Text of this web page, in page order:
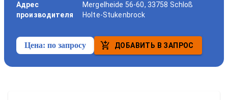
Адрес
производителя
Mergelheide 56-60, 33758 Schloß
Holte-Stukenbrock
Цена: по запросу ДОБАВИТЬ В ЗАПРОС